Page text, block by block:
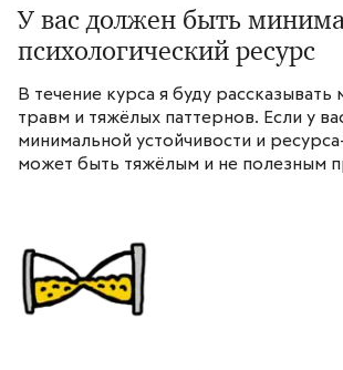
У вас должен быть
психологический ресурс
В течение курса я буду
травм и тяжёлых паттернов. Если у
минимальной устойчивости и
может быть тяжёлым и не полезным